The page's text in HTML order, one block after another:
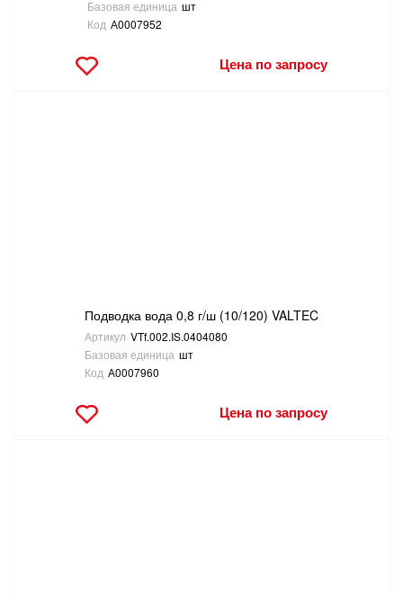
Базовая единица шт
Код А0007952
Цена по запросу
Подводка вода 0,8 г/ш (10/120) VALTEC
Артикул VTf.002.IS.0404080
Базовая единица шт
Код А0007960
Цена по запросу